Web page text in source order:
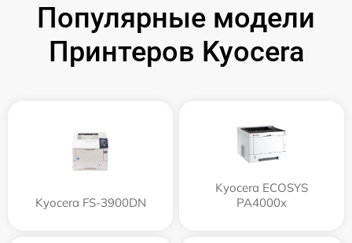
Популярные модели
Принтеров Kyocera
Kyocera FS-3900DN
Kyocera ECOSYS
PA4000x